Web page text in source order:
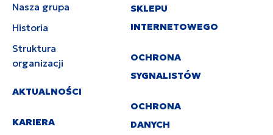
Nasza grupa
Historia
Struktura
organizacji
AKTUALNOŚCI
KARIERA
SKLEPU
INTERNETOWEGO
OCHRONA
SYGNALISTÓW
OCHRONA
DANYCH